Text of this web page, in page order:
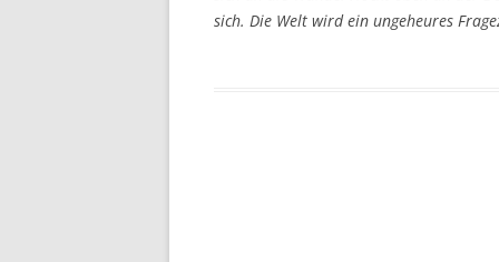
sich. Die Welt wird ein ungeheures